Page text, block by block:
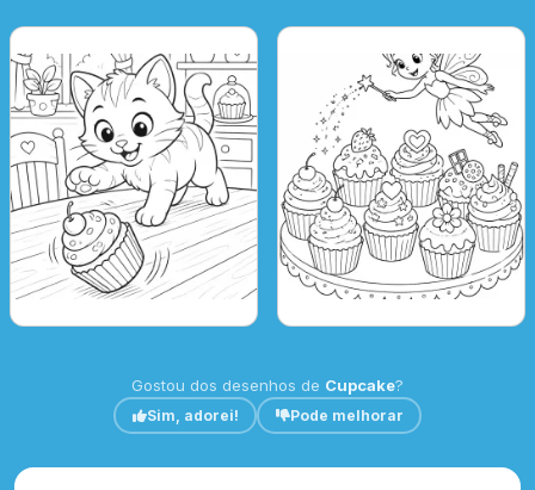
Gostou dos desenhos de Cupcake?
Sim, adorei! Pode melhorar